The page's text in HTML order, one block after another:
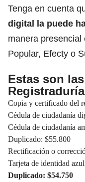
Tenga en cuenta
digital la puede
manera
Popular, Efecty o
Estas son
Copia y certificado del
Cédula de ciudadanía
Cédula de ciudadanía
Duplicado: $55.800
Rectificación o
Tarjeta de identidad
Duplicado: $54.750